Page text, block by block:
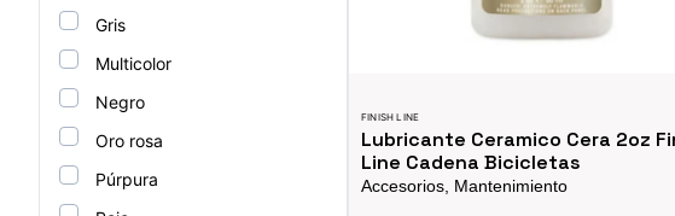
Gris
Multicolor
Negro
Oro rosa
Púrpura
FINISH LINE
Lubricante Ceramico Cera 2oz
Line Cadena Bicicletas
Accesorios, Mantenimiento